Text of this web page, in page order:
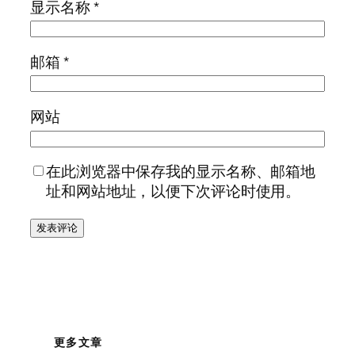
显示名称*
邮箱*
网站
在此浏览器中保存我的显示名称、邮箱地
址和网站地址，以便下次评论时使用。
更多文章